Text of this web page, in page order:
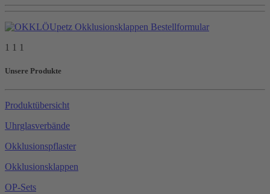
1 1 1
Unsere Produkte
Produktübersicht
Uhrglasverbände
Okklusionspflaster
Okklusionsklappen
OP-Sets